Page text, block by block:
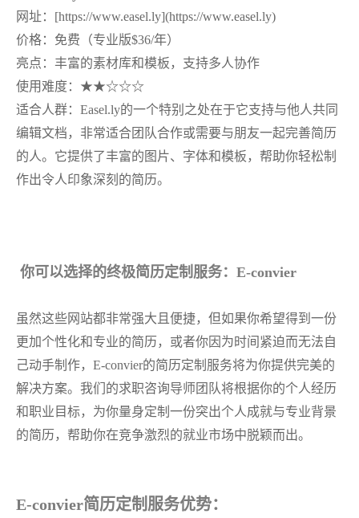
网址： [https://www.easel.ly](https://www.easel.ly)
价格：免费（专业版$36/年）
亮点：丰富的素材库和模板，支持多人协作
使用难度： ★★☆☆☆
适合人群： Easel.ly的一个特别之处在于它支持与他人共同
编辑文档，非常适合团队合作或需要与朋友一起完善简历
的人。它提供了丰富的图片、字体和模板，帮助你轻松制
作出令人印象深刻的简历。
你可以选择的终极简历定制服务：E-convier
虽然这些网站都非常强大且便捷，但如果你希望得到一份
更加个性化和专业的简历，或者你因为时间紧迫而无法自
己动手制作， E-convier的简历定制服务将为你提供完美的
解决方案。我们的求职咨询导师团队将根据你的个人经历
和职业目标，为你量身定制一份突出个人成就与专业背景
的简历，帮助你在竞争激烈的就业市场中脱颖而出。
E-convier简历定制服务优势：